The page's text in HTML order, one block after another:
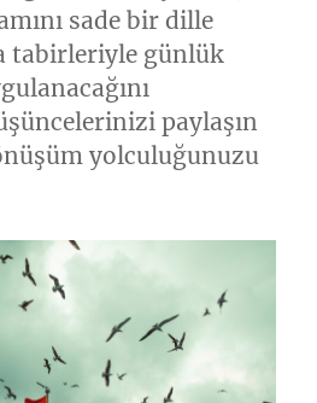
sade bir dille
tabirleriyle günlük
paylaşın
yolculuğunuzu